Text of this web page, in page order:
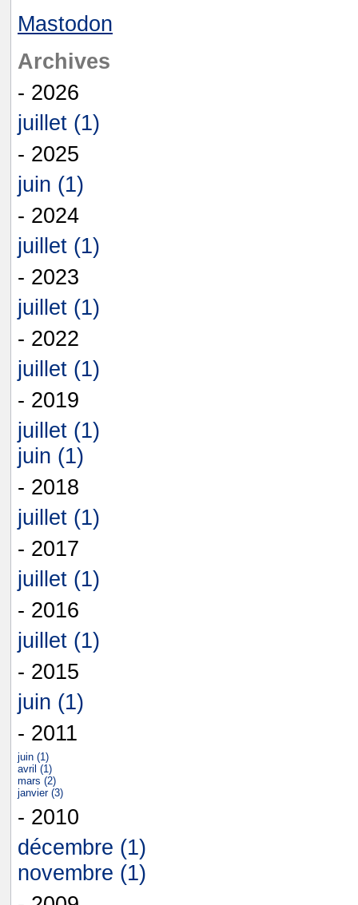
Mastodon
Archives
- 2026
juillet (1)
- 2025
juin (1)
- 2024
juillet (1)
- 2023
juillet (1)
- 2022
juillet (1)
- 2019
juillet (1)
juin (1)
- 2018
juillet (1)
- 2017
juillet (1)
- 2016
juillet (1)
- 2015
juin (1)
- 2011
juin (1)
avril (1)
mars (2)
janvier (3)
- 2010
décembre (1)
novembre (1)